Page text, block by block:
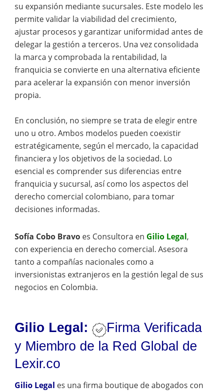
su expansión mediante sucursales. Este modelo les
permite validar la viabilidad del crecimiento,
ajustar procesos y garantizar uniformidad antes de
delegar la gestión a terceros. Una vez consolidada
la marca y comprobada la rentabilidad, la
franquicia se convierte en una alternativa eficiente
para acelerar la expansión con menor inversión
propia.
En conclusión, no siempre se trata de elegir entre
uno u otro. Ambos modelos pueden coexistir
estratégicamente, según el mercado, la capacidad
financiera y los objetivos de la sociedad. Lo
esencial es comprender sus diferencias entre
franquicia y sucursal, así como los aspectos del
derecho comercial colombiano, para tomar
decisiones informadas.
Sofía Cobo Bravo es Consultora en Gilio Legal,
con experiencia en derecho comercial. Asesora
tanto a compañías nacionales como a
inversionistas extranjeros en la gestión legal de sus
negocios en Colombia.
Gilio Legal:
Firma Verificada
y Miembro de la Red Global de
Lexir.co
Gilio Legal es una firma boutique de abogados con